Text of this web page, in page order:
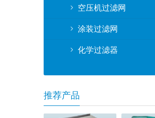
空压机过滤网
涂装过滤网
化学过滤器
推荐产品